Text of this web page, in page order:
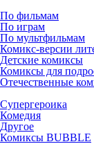
По фильмам
По играм
По мультфильмам
Комикс-версии
Детские комиксы
Комиксы для
Отечественные
Супергероика
Комедия
Другое
Комиксы BUBBLE